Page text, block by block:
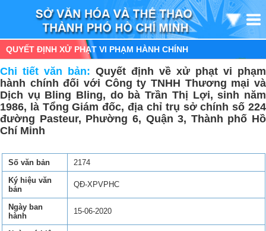
QUYẾT ĐỊNH XỬ PHẠT VI PHẠM HÀNH CHÍNH
Chi tiết văn bản: Quyết định về xử phạt vi phạm
hành chính đối với Công ty TNHH Thương mại và
Dịch vụ Bling Bling, do bà Trần Thị Lợi, sinh năm
1986, là Tổng Giám đốc, địa chỉ trụ sở chính số 224
đường Pasteur, Phường 6, Quận 3, Thành phố Hồ
Chí Minh
Số văn bản
2174
Ký hiệu văn
bản
QĐ-XPVPHC
Ngày ban
hành
15-06-2020